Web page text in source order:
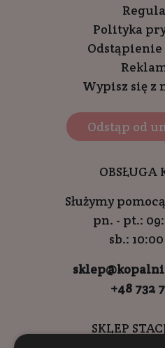
Polityka
Odstąpienie
Wypisz się z
Odstąp od
OBSŁUGA
Służymy
pn. - pt.:
sb.:
+48 732
SKLEP